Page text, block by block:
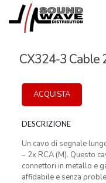
CX324-3 Cable
ACQUISTA
DESCRIZIONE
Un cavo di segnale
– 2x RCA (M). Questo
connettori in metallo e
affidabile e senza